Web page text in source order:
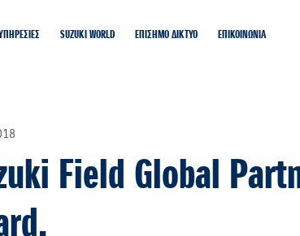
SUZUKI WORLD ΕΠΙΣΗΜΟ ΔΙΚΤΥΟ ΕΠΙΚΟΙΝΩΝΙΑ
Field Global